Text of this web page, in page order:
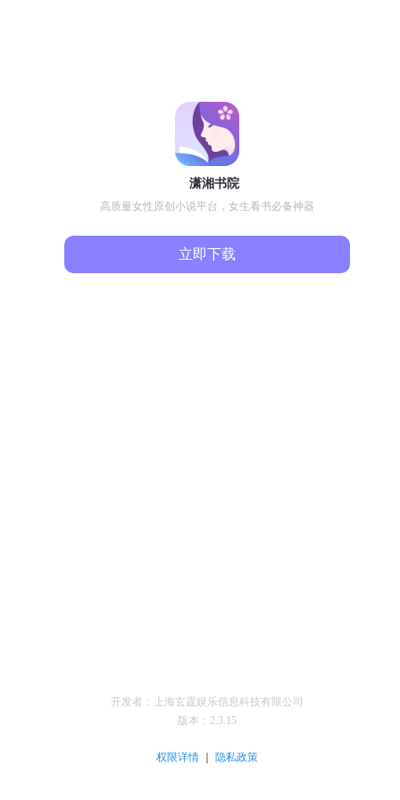
潇湘书院
高质量女性原创小说平台，女生看书必备神器
立即下载
开发者：上海玄霆娱乐信息科技有限公司
版本： 2.3.15
权限详情 ｜ 隐私政策